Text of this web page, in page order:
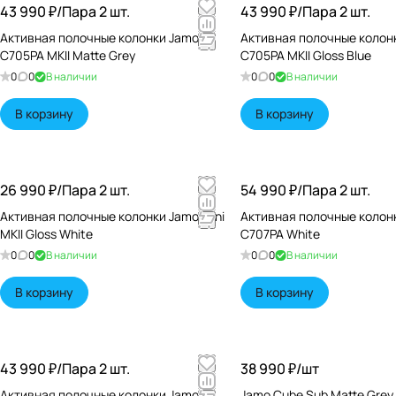
Сегодня история Jamo звучит как маленькая, но очень
быть не только функциональной, но и по‑настоящему
и глаз, и публику — и сумели воплотить эту мечту в
Jamo — это не просто звук. Это дань уважения истокам,
43 990 ₽/Пара 2 шт.
Активная полочные колонки Jamo
C705PA MKII Matte Grey
0 0 В наличии
В корзину
43 990 ₽/Пара 2 шт.
Активная полочные
C705PA MKII Gloss Blue
0 0 В наличии
В корзину
26 990 ₽/Пара 2 шт.
Активная полочные колонки Jamo Mini
MKII Gloss White
0 0 В наличии
В корзину
54 990 ₽/Пара 2 шт.
Активная полочные
C707PA White
0 0 В наличии
В корзину
43 990 ₽/Пара 2 шт. 38 990 ₽/шт